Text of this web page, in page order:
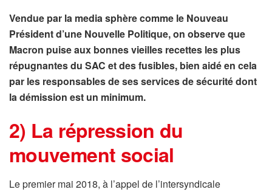
Vendue par la media sphère comme le Nouveau
Président d’une Nouvelle Politique, on observe que
Macron puise aux bonnes vieilles recettes les plus
répugnantes du SAC et des fusibles, bien aidé en cela
par les responsables de ses services de sécurité dont
la démission est un minimum.
2) La répression du
mouvement social
Le premier mai 2018, à l’appel de l’intersyndicale